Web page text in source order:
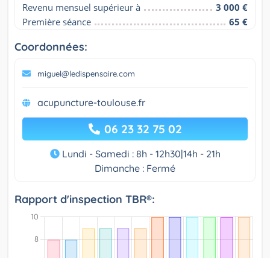
Revenu mensuel supérieur à
3 000 €
Première séance
65 €
Coordonnées:
miguel@ledispensaire.com
acupuncture-toulouse.fr
06 23 32 75 02
Lundi - Samedi : 8h - 12h30|14h - 21h
Dimanche : Fermé
Rapport d'inspection TBR®: